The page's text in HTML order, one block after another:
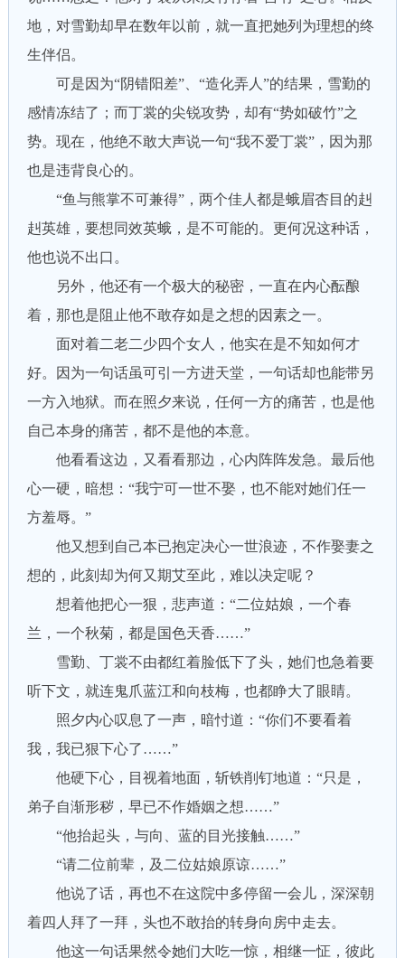
地，对雪勤却早在数年以前，就一直把她列为理想的终
生伴侣。
可是因为“阴错阳差”、“造化弄人”的结果，雪勤的
感情冻结了；而丁裳的尖锐攻势，却有“势如破竹”之
势。现在，他绝不敢大声说一句“我不爱丁裳”，因为那
也是违背良心的。
“鱼与熊掌不可兼得”，两个佳人都是蛾眉杏目的赳
赳英雄，要想同效英蛾，是不可能的。更何况这种话，
他也说不出口。
另外，他还有一个极大的秘密，一直在内心酝酿
着，那也是阻止他不敢存如是之想的因素之一。
面对着二老二少四个女人，他实在是不知如何才
好。因为一句话虽可引一方进天堂，一句话却也能带另
一方入地狱。而在照夕来说，任何一方的痛苦，也是他
自己本身的痛苦，都不是他的本意。
他看看这边，又看看那边，心内阵阵发急。最后他
心一硬，暗想：“我宁可一世不娶，也不能对她们任一
方羞辱。”
他又想到自己本已抱定决心一世浪迹，不作娶妻之
想的，此刻却为何又期艾至此，难以决定呢？
想着他把心一狠，悲声道：“二位姑娘，一个春
兰，一个秋菊，都是国色天香……”
雪勤、丁裳不由都红着脸低下了头，她们也急着要
听下文，就连鬼爪蓝江和向枝梅，也都睁大了眼睛。
照夕内心叹息了一声，暗忖道：“你们不要看着
我，我已狠下心了……”
他硬下心，目视着地面，斩铁削钉地道：“只是，
弟子自渐形秽，早已不作婚姻之想……”
“他抬起头，与向、蓝的目光接触……”
“请二位前辈，及二位姑娘原谅……”
他说了话，再也不在这院中多停留一会儿，深深朝
着四人拜了一拜，头也不敢抬的转身向房中走去。
他这一句话果然令她们大吃一惊，相继一怔，彼此